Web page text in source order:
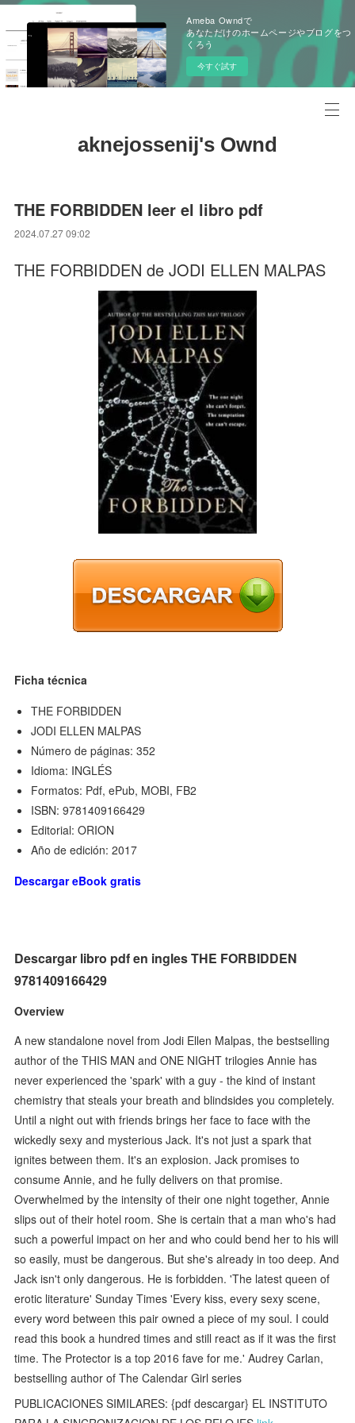
Ameba Owndで
あなただけのホームページやブログをつ
くろう
今すぐ試す
aknejossenij's Ownd
THE FORBIDDEN leer el libro pdf
2024.07.27 09:02
THE FORBIDDEN de JODI ELLEN MALPAS
Ficha técnica
THE FORBIDDEN
JODI ELLEN MALPAS
Número de páginas: 352
Idioma: INGLÉS
Formatos: Pdf, ePub, MOBI, FB2
ISBN: 9781409166429
Editorial: ORION
Año de edición: 2017
Descargar eBook gratis
Descargar libro pdf en ingles THE FORBIDDEN
9781409166429
Overview
A new standalone novel from Jodi Ellen Malpas, the bestselling
author of the THIS MAN and ONE NIGHT trilogies Annie has
never experienced the 'spark' with a guy - the kind of instant
chemistry that steals your breath and blindsides you completely.
Until a night out with friends brings her face to face with the
wickedly sexy and mysterious Jack. It's not just a spark that
ignites between them. It's an explosion. Jack promises to
consume Annie, and he fully delivers on that promise.
Overwhelmed by the intensity of their one night together, Annie
slips out of their hotel room. She is certain that a man who's had
such a powerful impact on her and who could bend her to his will
so easily, must be dangerous. But she's already in too deep. And
Jack isn't only dangerous. He is forbidden. 'The latest queen of
erotic literature' Sunday Times 'Every kiss, every sexy scene,
every word between this pair owned a piece of my soul. I could
read this book a hundred times and still react as if it was the first
time. The Protector is a top 2016 fave for me.' Audrey Carlan,
bestselling author of The Calendar Girl series
PUBLICACIONES SIMILARES: {pdf descargar} EL INSTITUTO